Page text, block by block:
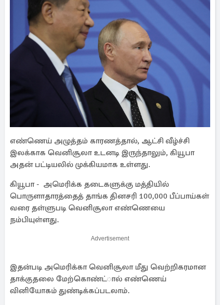
எண்ணெய் அழுத்தம் காரணத்தால், ஆட்சி வீழ்ச்சி
இலக்காக வெனிசூலா உடனடி இருந்தாலும், கியூபா
அதன் பட்டியலில் முக்கியமாக உள்ளது.
கியூபா - அமெரிக்க தடைகளுக்கு மத்தியில்
பொருளாதாரத்தைத் தாங்க தினசரி 100,000 பீப்பாய்கள்
வரை தள்ளுபடி வெனிசூலா எண்ணெயை
நம்பியுள்ளது.
Advertisement
இதன்படி அமெரிக்கா வெனிசூலா மீது வெற்றிகரமான
தாக்குதலை மேற்கொண்ட்ால் எண்ணெய்
வினியோகம் துண்டிக்கப்படலாம்.